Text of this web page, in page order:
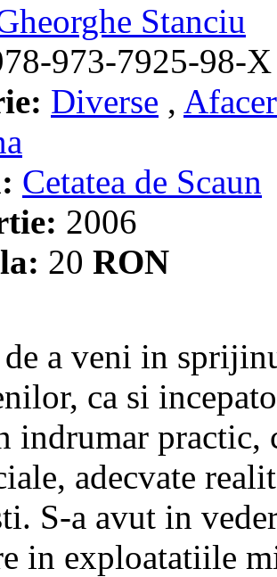
Stanciu
973-7925-98-X
Diverse ,
Cetatea de Scaun
2006
20 RON
de a veni in
ca si
indrumar practic,
adecvate
S-a avut in
in exploatatiile